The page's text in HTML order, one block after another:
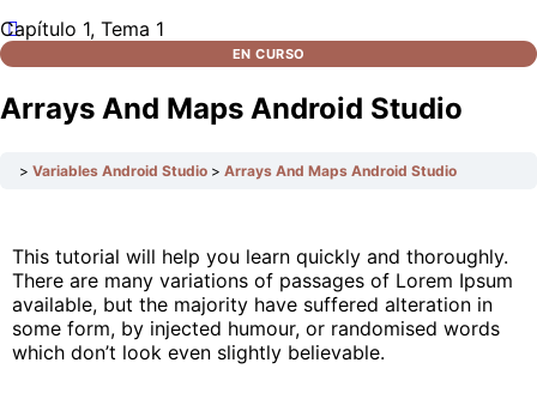
Capítulo 1, Tema 1
EN CURSO
Arrays And Maps Android Studio
Variables Android Studio Arrays And Maps Android Studio
This tutorial will help you learn quickly and thoroughly.
There are many variations of passages of Lorem Ipsum
available, but the majority have suffered alteration in
some form, by injected humour, or randomised words
which don’t look even slightly believable.